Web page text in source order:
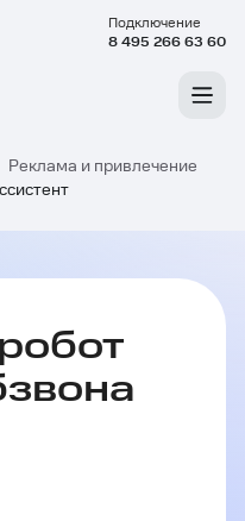
Подключение
8 495 266 63 60
Реклама и привлечение